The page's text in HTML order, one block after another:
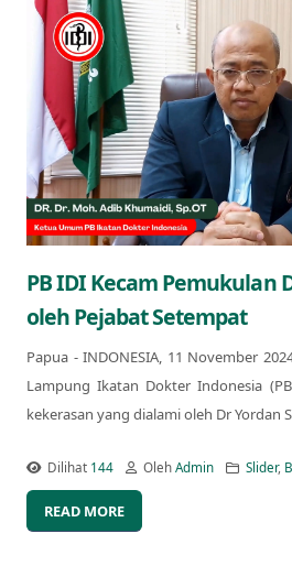
PB IDI Kecam Pemukulan
oleh Pejabat Setempat
Papua - INDONESIA, 11 November
Lampung Ikatan Dokter Indonesia
kekerasan yang dialami oleh Dr Yordan
Dilihat 144 OlehAdmin Slider,
READ MORE